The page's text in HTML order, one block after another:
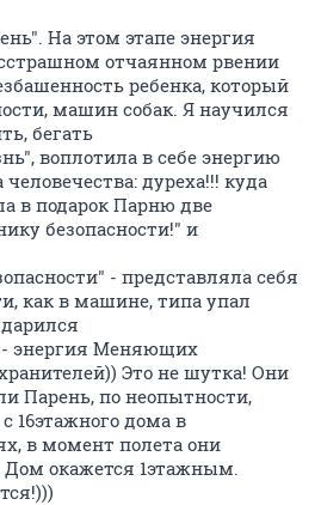
На этом этапе энергия
отчаянном рвении
ребенка, который
машин собак. Я научился
бегать
воплотила в себе энергию
дуреха!!! куда
в подарок Парню две
безопасности!" и
- представляла себя
как в машине, типа упал
- энергия Меняющих
Это не шутка! Они
Парень, по неопытности,
16этажного дома в
в момент полета они
Дом окажется 1этажным.